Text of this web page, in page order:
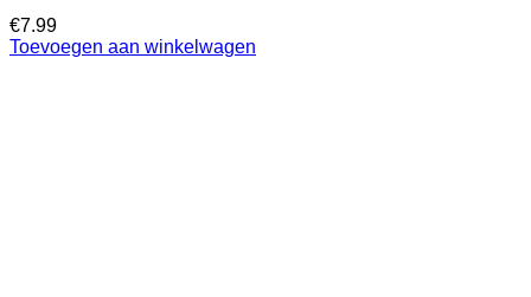
€7.99
Toevoegen aan winkelwagen